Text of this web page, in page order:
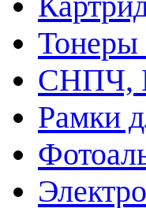
СНПЧ,
Рамки